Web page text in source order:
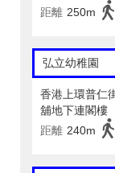
距離 250m
弘立幼稚園
香港上環普仁
舖地下連閣樓
距離 240m